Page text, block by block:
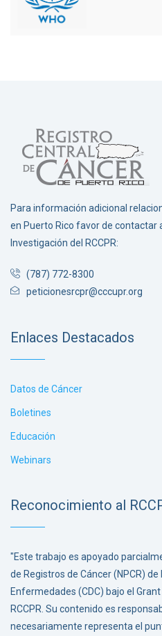
Para información adicional
en Puerto Rico favor de contactar
Investigación del RCCPR:
(787) 772-8300
peticionesrcpr@cccupr.org
Enlaces Destacados
Datos de Cáncer
Boletines
Educación
Webinars
Reconocimiento al
"Este trabajo es apoyado
de Registros de Cáncer (NPCR)
Enfermedades (CDC) bajo el
RCCPR. Su contenido es
necesariamente representa el